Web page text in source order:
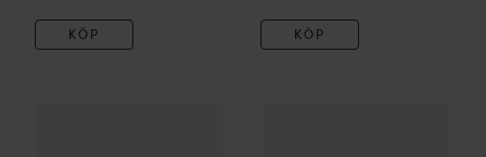
KÖP KÖP